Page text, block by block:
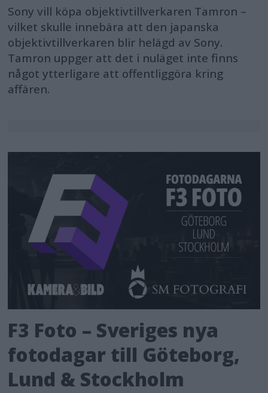
Sony vill köpa objektivtillverkaren Tamron –
vilket skulle innebära att den japanska
objektivtillverkaren blir helägd av Sony.
Tamron uppger att det i nuläget inte finns
något ytterligare att offentliggöra kring
affären.
F3 Foto – Sveriges nya
fotodagar till Göteborg,
Lund & Stockholm